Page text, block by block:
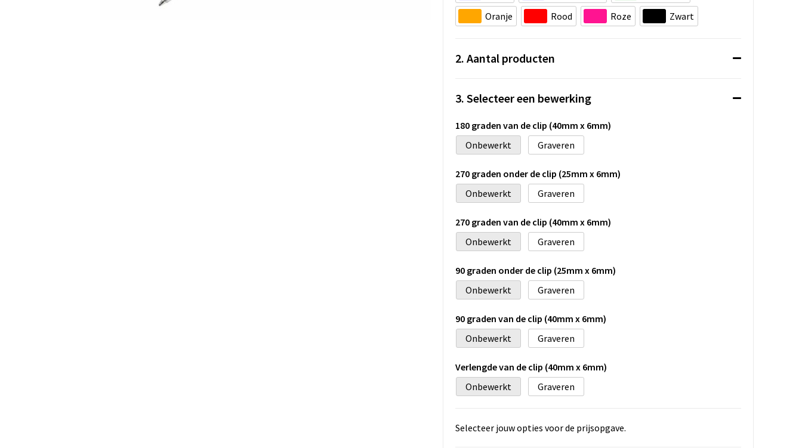
Oranje
Rood Roze Zwart
2. Aantal producten
3. Selecteer een bewerking
180 graden van de clip (40mm x 6mm)
Onbewerkt
Graveren
270 graden onder de clip (25mm x 6mm)
Onbewerkt
Graveren
270 graden van de clip (40mm x 6mm)
Onbewerkt
Graveren
90 graden onder de clip (25mm x 6mm)
Onbewerkt
Graveren
90 graden van de clip (40mm x 6mm)
Onbewerkt
Graveren
Verlengde van de clip (40mm x 6mm)
Onbewerkt
Graveren
Selecteer jouw opties voor de prijsopgave.